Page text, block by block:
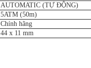
AUTOMATIC (TỰ ĐỘNG)
5ATM (50m)
Chính hãng
44 x 11 mm